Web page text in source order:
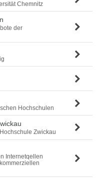
Chemnitz
der
Hochschulen
Zwickau
Internetqellen